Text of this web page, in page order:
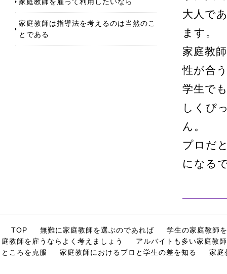
大人で
ます。
家庭教
性が合
学生で
しくぴ
ん。
プロだ
になる
家庭教師は指導法を考えるのは当然のこ
とである
TOP 無難に家庭教師を選ぶのであれば
学生の家庭教師
庭教師を雇うならよく考えましょう
アルバイトも多い家庭教
ところを克服
家庭教師におけるプロと学生の差を知る 家庭